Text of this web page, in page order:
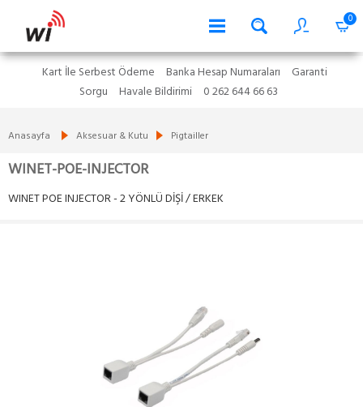
0
Kart İle Serbest Ödeme Banka Hesap Numaraları
Garanti
Sorgu
Havale Bildirimi 0 262 644 66 63
Anasayfa Aksesuar & Kutu Pigtailler
WINET-POE-INJECTOR
WINET POE INJECTOR - 2 YÖNLÜ DİŞİ / ERKEK